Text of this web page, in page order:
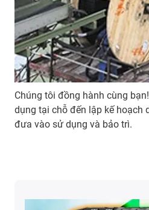
Chúng tôi đồng hành cùng
dụng tại chỗ đến lập kế hoạch
đưa vào sử dụng và bảo trì.